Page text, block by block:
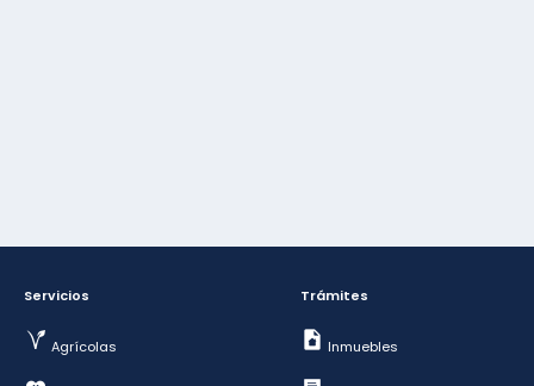
Servicios
Agrícolas
Trámites
Inmuebles